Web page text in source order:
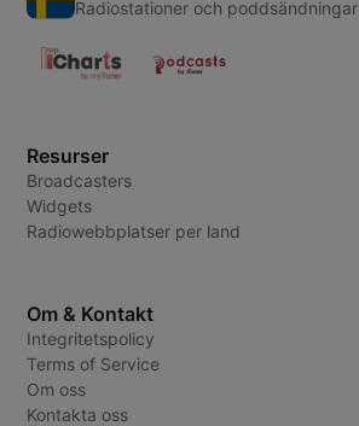
Radiostationer och poddsändningar
Resurser
Broadcasters
Widgets
Radiowebbplatser per land
Om & Kontakt
Integritetspolicy
Terms of Service
Om oss
Kontakta oss